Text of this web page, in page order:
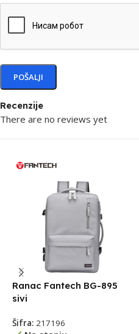
Recenzije
There are no reviews yet
Ranac Fantech BG-895
sivi
Šifra: 217196